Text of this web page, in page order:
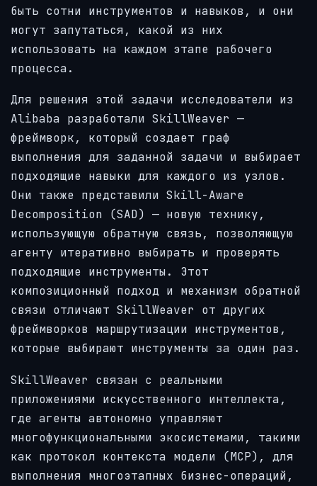
быть сотни инструментов и навыков, и они
могут запутаться, какой из них
использовать на каждом этапе рабочего
процесса.
Для решения этой задачи исследователи из
Alibaba разработали SkillWeaver —
фреймворк, который создает граф
выполнения для заданной задачи и выбирает
подходящие навыки для каждого из узлов.
Они также представили Skill-Aware
Decomposition (SAD) — новую технику,
использующую обратную связь, позволяющую
агенту итеративно выбирать и проверять
подходящие инструменты. Этот
композиционный подход и механизм обратной
связи отличают SkillWeaver от других
фреймворков маршрутизации инструментов,
которые выбирают инструменты за один раз.
SkillWeaver связан с реальными
приложениями искусственного интеллекта,
где агенты автономно управляют
многофункциональными экосистемами, такими
как протокол контекста модели (MCP), для
выполнения многоэтапных бизнес-операций,